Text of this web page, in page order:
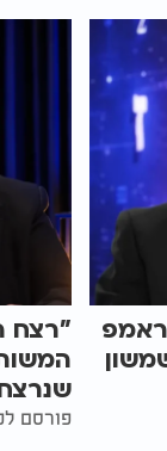
"רצח
פורסם